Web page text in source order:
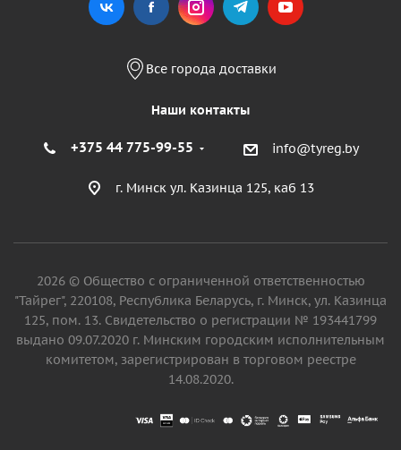
Все города доставки
Наши контакты
+375 44 775-99-55 info@tyreg.by
г. Минск ул. Казинца 125, каб 13
2026 © Общество с ограниченной ответственностью
"Тайрег", 220108, Республика Беларусь, г. Минск, ул. Казинца
125, пом. 13. Свидетельство о регистрации № 193441799
выдано 09.07.2020 г. Минским городским исполнительным
комитетом, зарегистрирован в торговом реестре
14.08.2020.